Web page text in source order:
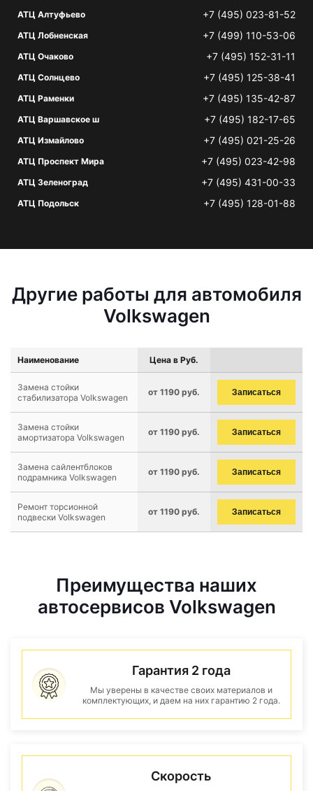
АТЦ Алтуфьево +7 (495) 023-81-52
АТЦ Лобненская +7 (499) 110-53-06
АТЦ Очаково +7 (495) 152-31-11
АТЦ Солнцево +7 (495) 125-38-41
АТЦ Раменки +7 (495) 135-42-87
АТЦ Варшавское ш +7 (495) 182-17-65
АТЦ Измайлово +7 (495) 021-25-26
АТЦ Проспект Мира +7 (495) 023-42-98
АТЦ Зеленоград +7 (495) 431-00-33
АТЦ Подольск +7 (495) 128-01-88
Другие работы для автомобиля
Volkswagen
Наименование Цена в Руб.
Замена стойки
стабилизатора Volkswagen
от 1190 руб. Записаться
Замена стойки
амортизатора Volkswagen
от 1190 руб. Записаться
Замена сайлентблоков
подрамника Volkswagen
от 1190 руб. Записаться
Ремонт торсионной
подвески Volkswagen
от 1190 руб. Записаться
Преимущества наших
автосервисов Volkswagen
Гарантия 2 года
Мы уверены в качестве своих материалов и
комплектующих, и даем на них гарантию 2 года.
Скорость